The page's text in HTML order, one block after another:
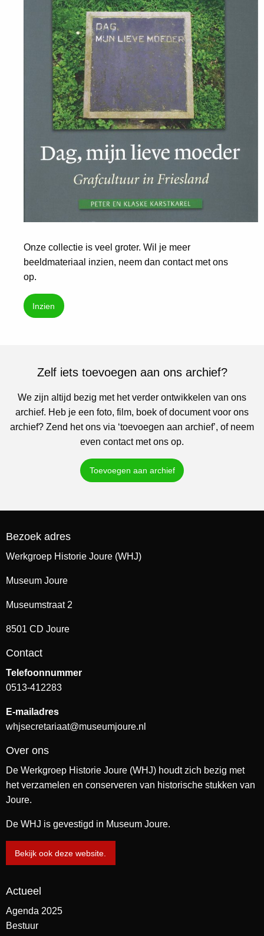
Onze collectie is veel groter. Wil je meer
beeldmateriaal inzien, neem dan contact met ons
op.
Inzien
Zelf iets toevoegen aan ons archief?
We zijn altijd bezig met het verder ontwikkelen van ons
archief. Heb je een foto, film, boek of document voor ons
archief? Zend het ons via ‘toevoegen aan archief’, of neem
even contact met ons op.
Toevoegen aan archief
Bezoek adres
Werkgroep Historie Joure (WHJ)
Museum Joure
Museumstraat 2
8501 CD Joure
Contact
Telefoonnummer
0513-412283
E-mailadres
whjsecretariaat@museumjoure.nl
Over ons
De Werkgroep Historie Joure (WHJ) houdt zich bezig met
het verzamelen en conserveren van historische stukken van
Joure.
De WHJ is gevestigd in Museum Joure.
Bekijk ook deze website.
Actueel
Agenda 2025
Bestuur